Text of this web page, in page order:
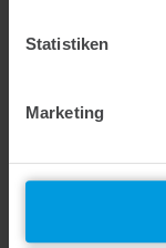
Statistiken
Marketing